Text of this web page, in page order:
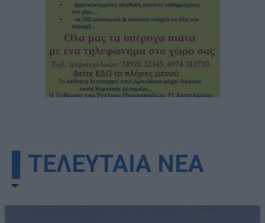
▌ΤΕΛΕΥΤΑΙΑ ΝΕΑ